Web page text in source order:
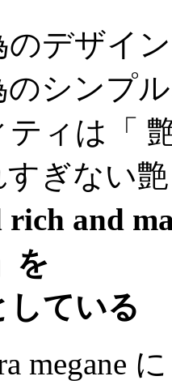
のデザイ
シンプ
ィは「
すぎない
rich and
を
している
megane に